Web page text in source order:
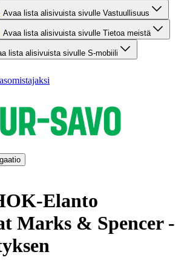
Avaa lista alisivuista sivulle Vastuullisuus
Avaa lista alisivuista sivulle Tietoa meistä
lista alisivuista sivulle S-mobiili
Elanto
Marks & Spencer -